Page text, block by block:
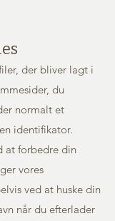
der bliver lagt i
du
normalt et
identifikator.
at forbedre din
vores
ved at huske din
når du efterlader